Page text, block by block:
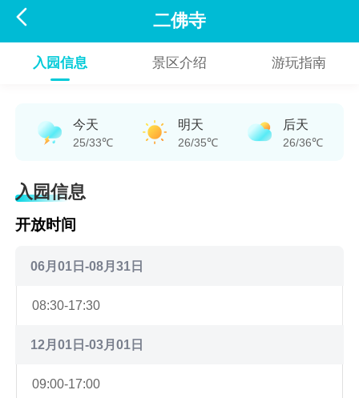
 二佛寺
入园信息 景区介绍 游玩指南
今天
25/33℃
明天
26/35℃
后天
26/36℃
入园信息
开放时间
06月01日-08月31日
08:30-17:30
12月01日-03月01日
09:00-17:00